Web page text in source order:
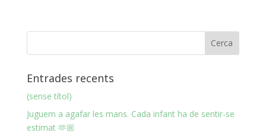
Entrades recents
(sense títol)
Juguem a agafar les mans. Cada infant ha de sentir-se
estimat 🫶🏼